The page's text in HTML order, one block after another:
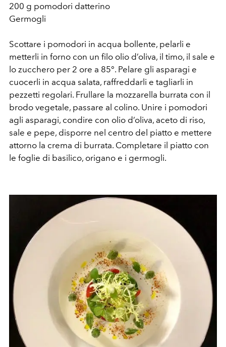
200 g pomodori datterino
Germogli
Scottare i pomodori in acqua bollente, pelarli e
metterli in forno con un filo olio d’oliva, il timo, il sale e
lo zucchero per 2 ore a 85°. Pelare gli asparagi e
cuocerli in acqua salata, raffreddarli e tagliarli in
pezzetti regolari. Frullare la mozzarella burrata con il
brodo vegetale, passare al colino. Unire i pomodori
agli asparagi, condire con olio d’oliva, aceto di riso,
sale e pepe, disporre nel centro del piatto e mettere
attorno la crema di burrata. Completare il piatto con
le foglie di basilico, origano e i germogli.